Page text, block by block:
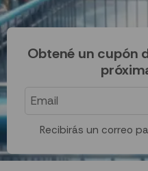
Obtené un cupón
Recibirás un correo